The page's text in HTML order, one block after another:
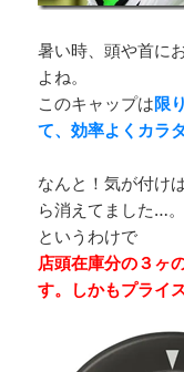
暑い時、頭や首に
よね。
このキャップは限
て、効率よくカラ
なんと！気が付け
ら消えてました…。
というわけで
店頭在庫分の３ヶ
す。しかもプライ